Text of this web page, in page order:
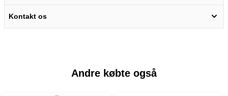
Kontakt os
Andre købte også